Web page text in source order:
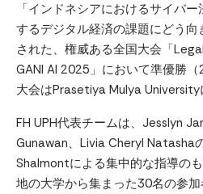
「インドネシアにおけるサイバ
するデジタル経済の課題にどう
された、権威ある全国大会「
GANI AI 2025」において準優勝
大会はPrasetiya Mulya University
FH UPH代表チームは、Jesslyn
Gunawan、Livia Cheryl Natasha
Shalmontによる集中的な指導の
地の大学から集まった30名の参